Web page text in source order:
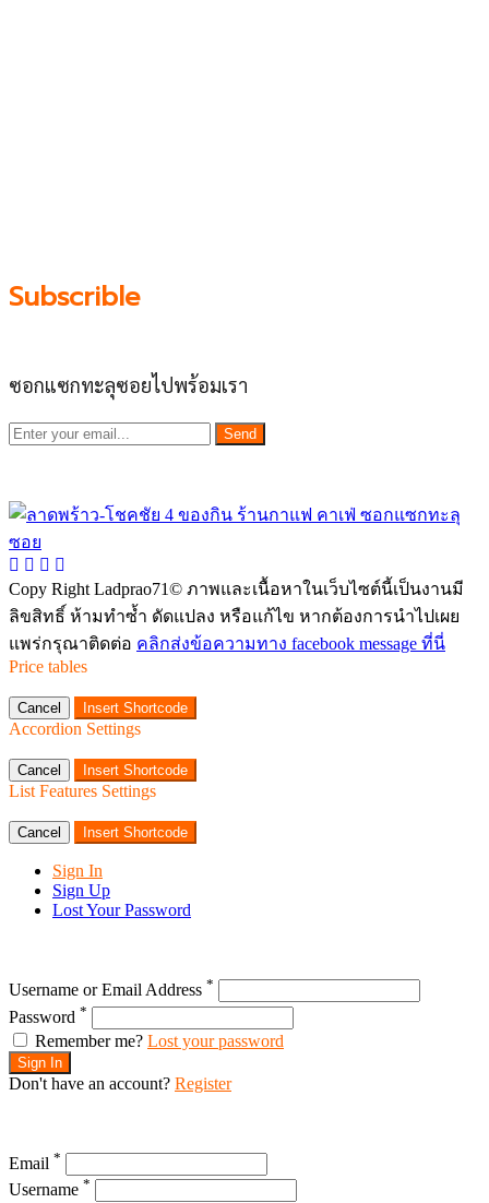
Subscrible
ซอกแซกทะลุซอยไปพร้อมเรา
Send
Copy Right Ladprao71© ภาพและเนื้อหาในเว็บไซต์นี้เป็นงานมี
ลิขสิทธิ์ ห้ามทำซ้ำ ดัดแปลง หรือแก้ไข หากต้องการนำไปเผย
แพร่กรุณาติดต่อ คลิกส่งข้อความทาง facebook message ที่นี่
Price tables
Cancel Insert Shortcode
Accordion Settings
Cancel Insert Shortcode
List Features Settings
Cancel Insert Shortcode
Sign In
Sign Up
Lost Your Password
Username or Email Address *
Password *
Remember me? Lost your password
Sign In
Don't have an account? Register
Email *
Username *